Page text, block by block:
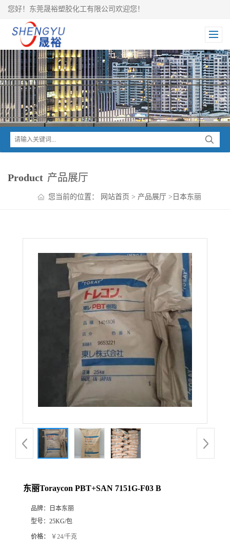
您好！东莞晟裕塑胶化工有限公司欢迎您！
Product 产品展厅
您当前的位置： 网站首页 > 产品展厅 > 日本东丽
东丽Toraycon PBT+SAN 7151G-F03 B
品牌：
日本东丽
型号： 25KG/包
价格： ￥24/千克